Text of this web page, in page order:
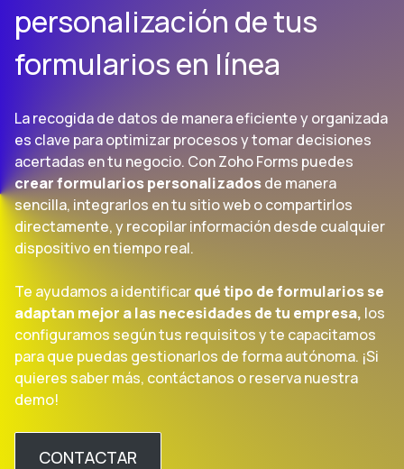
personalización de tus
formularios en línea
La recogida de datos de manera eficiente y organizada
es clave para optimizar procesos y tomar decisiones
acertadas en tu negocio. Con Zoho Forms puedes
crearformularios personalizadosde manera
sencilla, integrarlos en tu sitio web o compartirlos
directamente, y recopilar información desde cualquier
dispositivo en tiempo real.
Te ayudamos a identificarqué tipo de formularios se
adaptan mejor a las necesidades de tu empresa, los
configuramos según tus requisitos y te capacitamos
para que puedas gestionarlos de forma autónoma. ¡Si
quieres saber más, contáctanos o reserva nuestra
demo!
CONTACTAR